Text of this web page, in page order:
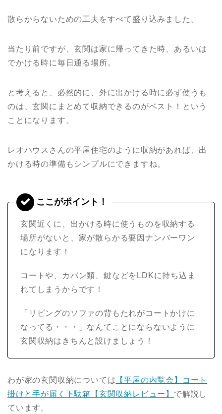
散らからないための工夫をすべて盛り込みました。
当たり前ですが、玄関は家に帰ってきた時、あるいは
でかける時に毎日通る場所。
と考えると、必然的に、外に出かける時に必ず使うも
のは、玄関にまとめて収納できるのがベスト！という
ことになります。
レオハウスさんの平屋住宅のように収納があれば、出
かける時の準備もシンプルにできますね。
玄関近くに、出かける時に使うものを収納する
場所がないと、家が散らかる要因ナンバーワン
になります！
コートや、カバン類、鍵などをLDKに持ち込ま
れてしまうからです！
「リビングのソファの背もたれがコートかけに
なってる・・・」なんてことにならないように
玄関収納はきちんと設けましょう！
わが家の玄関収納については 【平屋の内覧会】コート
掛けと手が届く下駄箱【玄関収納レビュー】 で解説し
ています。